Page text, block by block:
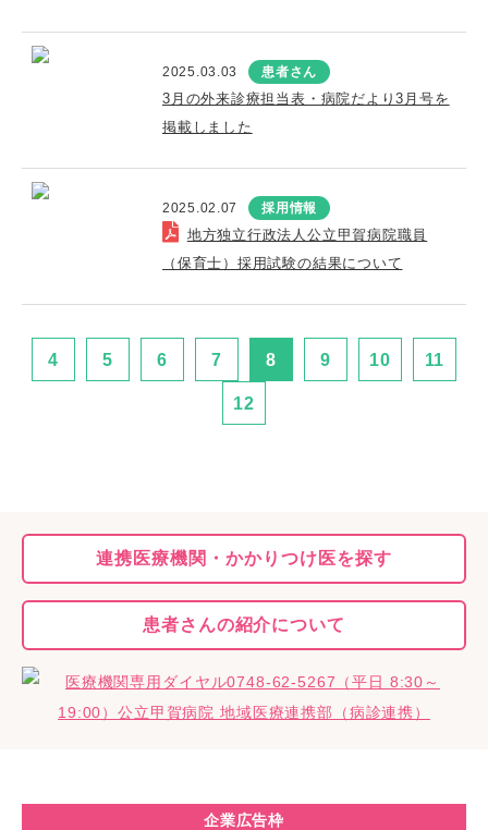
2025.03.03 患者さん
3月の外来診療担当表・病院だより3月号を
掲載しました
2025.02.07 採用情報
地方独立行政法人公立甲賀病院職員
（保育士）採用試験の結果について
4 5 6 7 8 9 10 11
12
連携医療機関・かかりつけ医を探す
患者さんの紹介について
企業広告枠